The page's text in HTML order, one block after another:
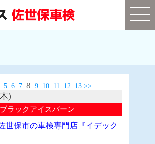
5 6 78 9 10 11 12 13 >>
)
ラックアイスバーン
世保市の車検専門店『イデック